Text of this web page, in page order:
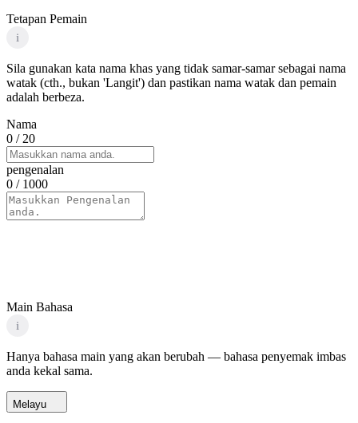
Tetapan Pemain
i
Sila gunakan kata nama khas yang tidak samar-samar sebagai nama
watak (cth., bukan 'Langit') dan pastikan nama watak dan pemain
adalah berbeza.
Nama
0 / 20
pengenalan
0 / 1000
Main Bahasa
i
Hanya bahasa main yang akan berubah — bahasa penyemak imbas
anda kekal sama.
Melayu